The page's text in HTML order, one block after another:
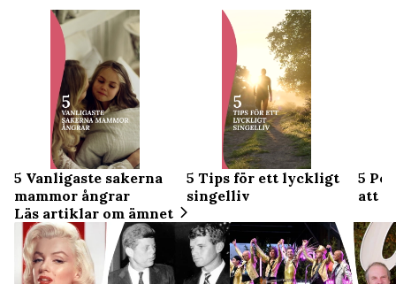
5 Vanligaste sakerna
mammor ångrar
5 Tips för ett lyckligt
singelliv
5
att
Läs artiklar om ämnet